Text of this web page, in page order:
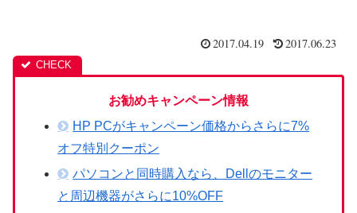
2017.04.19 2017.06.23
お勧めキャンペーン情報
HP PCがキャンペーン価格からさらに7%
オフ特別クーポン
パソコンと同時購入なら、Dellのモニター
と周辺機器がさらに10%OFF